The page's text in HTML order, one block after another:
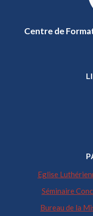
Centre de
Eglise
Séminaire
Bureau de la